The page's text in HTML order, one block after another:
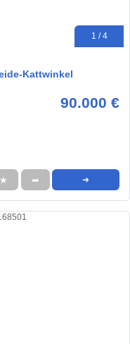
1 / 4
Kattwinkel
90.000 €
★ ➦ ➜